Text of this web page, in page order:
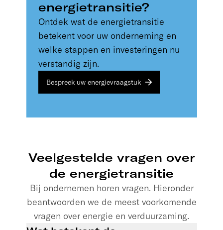
energietransitie?
Ontdek wat de energietransitie
betekent voor uw onderneming en
welke stappen en investeringen nu
verstandig zijn.
Bespreek uw energievraagstuk
Veelgestelde vragen over
de energietransitie
Bij ondernemen horen vragen. Hieronder
beantwoorden we de meest voorkomende
vragen over energie en verduurzaming.